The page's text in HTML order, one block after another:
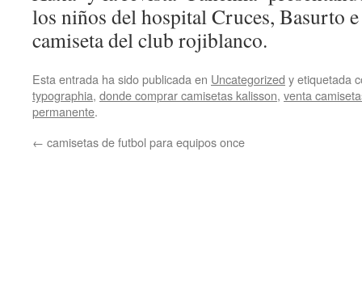
los niños del hospital Cruces, Basurto
camiseta del club rojiblanco.
Esta entrada ha sido publicada en Uncategorized y etiquetada
typographia, donde comprar camisetas kalisson, venta
permanente.
← camisetas de futbol para equipos once